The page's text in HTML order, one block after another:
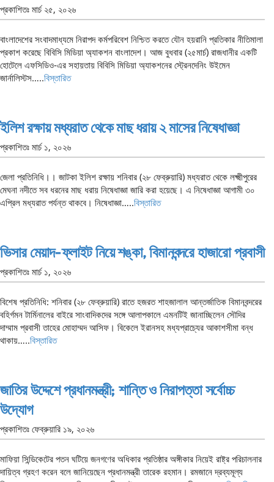
প্রকাশিতঃ মার্চ ২৫, ২০২৬
বাংলাদেশের সংবাদমাধ্যমে নিরাপদ কর্মপরিবেশ নিশ্চিত করতে যৌন হয়রানি প্রতিকার নীতিমালা
প্রকাশ করেছে বিবিসি মিডিয়া অ্যাকশন বাংলাদেশ। আজ বুধবার (২৫মার্চ) রাজধানীর একটি
হোটেলে এফসিডিও-এর সহায়তায় বিবিসি মিডিয়া অ্যাকশনের স্ট্রেনদেনিং উইমেন
জার্নালিস্টস…..বিস্তারিত
ইলিশ রক্ষায় মধ্যরাত থেকে মাছ ধরায় ২ মাসের নিষেধাজ্ঞা
প্রকাশিতঃ মার্চ ১, ২০২৬
জেলা প্রতিনিধি।। জাটকা ইলিশ রক্ষায় শনিবার (২৮ ফেব্রুয়ারি) মধ্যরাত থেকে লক্ষ্মীপুরের
মেঘনা নদীতে সব ধরনের মাছ ধরায় নিষেধাজ্ঞা জারি করা হয়েছে। এ নিষেধাজ্ঞা আগামী ৩০
এপ্রিল মধ্যরাত পর্যন্ত থাকবে। নিষেধাজ্ঞা…..বিস্তারিত
ভিসার মেয়াদ-ফ্লাইট নিয়ে শঙ্কা, বিমানবন্দরে হাজারো প্রবাসী
প্রকাশিতঃ মার্চ ১, ২০২৬
বিশেষ প্রতিনিধি: শনিবার (২৮ ফেব্রুয়ারি) রাতে হজরত শাহজালাল আন্তর্জাতিক বিমানবন্দরের
বহির্গমন টার্মিনালের বাইরে সাংবাদিকদের সঙ্গে আলাপকালে এমনটিই জানাচ্ছিলেন সৌদির
দাম্মাম প্রবাসী তাহের মোহাম্মদ আসিফ। বিকেলে ইরানসহ মধ্যপ্রাচ্যের আকাশসীমা বন্ধ
থাকায়…..বিস্তারিত
জাতির উদ্দেশে প্রধানমন্ত্রী; শান্তি ও নিরাপত্তা সর্বোচ্চ
উদ্যোগ
প্রকাশিতঃ ফেব্রুয়ারি ১৯, ২০২৬
মাফিয়া সিন্ডিকেটের পতন ঘটিয়ে জনগণের অধিকার প্রতিষ্ঠার অঙ্গীকার নিয়েই রাষ্ট্র পরিচালনার
দায়িত্ব গ্রহণ করেন বলে জানিয়েছেন প্রধানমন্ত্রী তারেক রহমান। রমজানে দ্রব্যমূল্য